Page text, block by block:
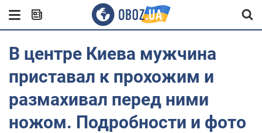
В центре Киева мужчина
приставал к прохожим и
размахивал перед ними
ножом. Подробности и фото